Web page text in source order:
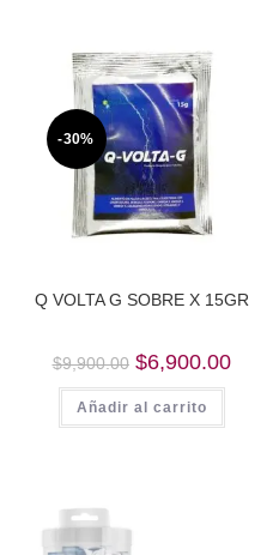
-30%
Q VOLTA G SOBRE X 15GR
$9,900.00 Original
price
was:
$9,900.00.
$6,900.00Current
Añadir al carrito